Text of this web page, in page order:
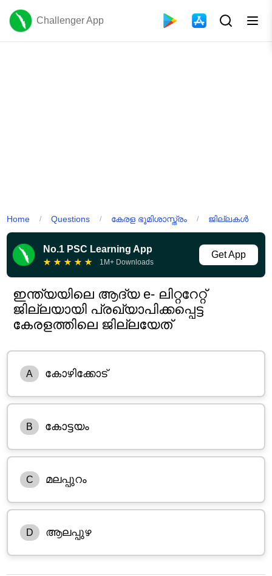
Challenger App
Home / Questions / കേരള ഭൂമിശാസ്ത്രം / ജില്ലകൾ
No.1 PSC Learning App
★ ★ ★ ★ ★ 1M+ Downloads
Get App
ഇന്ത്യയിലെ ആദ്യ e- ലിറ്ററേറ്റ്
ജില്ലയായി പ്രഖ്യാപിക്കപ്പെട്ട
കേരളത്തിലെ ജില്ലയേത്
A കോഴിക്കോട്
B കോട്ടയം
C മലപ്പുറം
D ആലപ്പുഴ